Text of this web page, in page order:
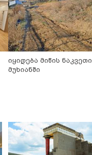
იყიდება მიწის ნაკვეთი
მუხიანში